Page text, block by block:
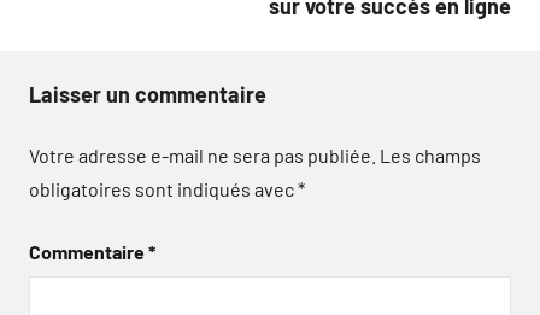
sur votre succès en ligne
Laisser un commentaire
Votre adresse e-mail ne sera pas publiée. Les champs
obligatoires sont indiqués avec*
Commentaire*